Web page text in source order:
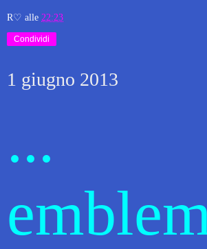
R♡ alle 22:23
Condividi
1 giugno 2013
...